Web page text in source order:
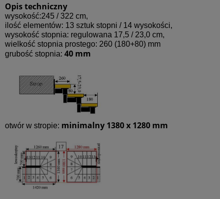
Opis techniczny
wysokość:245 / 322 cm,
ilość elementów: 13 sztuk stopni / 14 wysokości,
wysokość stopnia: regulowana 17,5 / 23,0 cm,
wielkość stopnia prostego: 260 (180+80) mm
grubość stopnia: 40 mm
otwór w stropie: minimalny 1380 x 1280 mm